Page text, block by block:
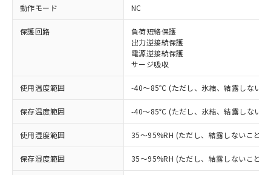
動作モード NC
保護回路
負荷短絡保護
出力逆接続保護
電源逆接続保護
サージ吸収
使用温度範囲 -40～85℃ (ただし、氷結、結露しないこ
保存温度範囲 -40～85℃ (ただし、氷結、結露しないこ
使用湿度範囲 35～95%RH (ただし、結露しないこと)
保存湿度範囲 35～95%RH (ただし、結露しないこと)
以下の条件をお読みいただき、同意のうえ
対応済み：EU RoHS指令（10物質）の
非含有に対応した製品が提供可能な商品で
対応予定：EU RoHS指令（10物質）の非含
有に対応した製品に切り替える予定のある
商品です。
対応予定なし：EU RoHS指令（10物質）の
非含有に非対応の商品で、対応品を出す予